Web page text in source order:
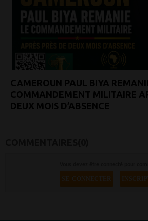
CAMEROUN PAUL BIYA
COMMANDEMENT MILITAIRE
DEUX MOIS D’ABSENCE
SE CONNECTER